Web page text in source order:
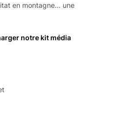
en montagne… une
notre kit média